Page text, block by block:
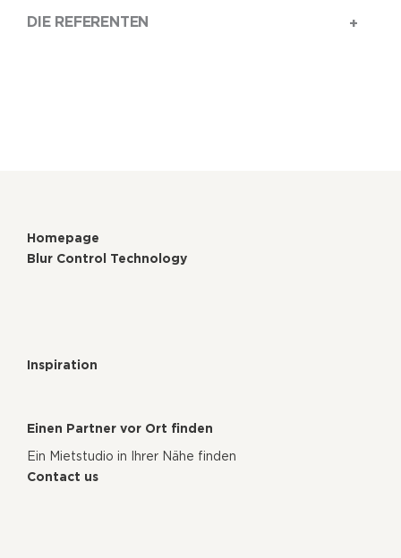
DIE REFERENTEN
Homepage
Blur Control Technology
Inspiration
Einen Partner vor Ort finden
Ein Mietstudio in Ihrer Nähe finden
Contact us